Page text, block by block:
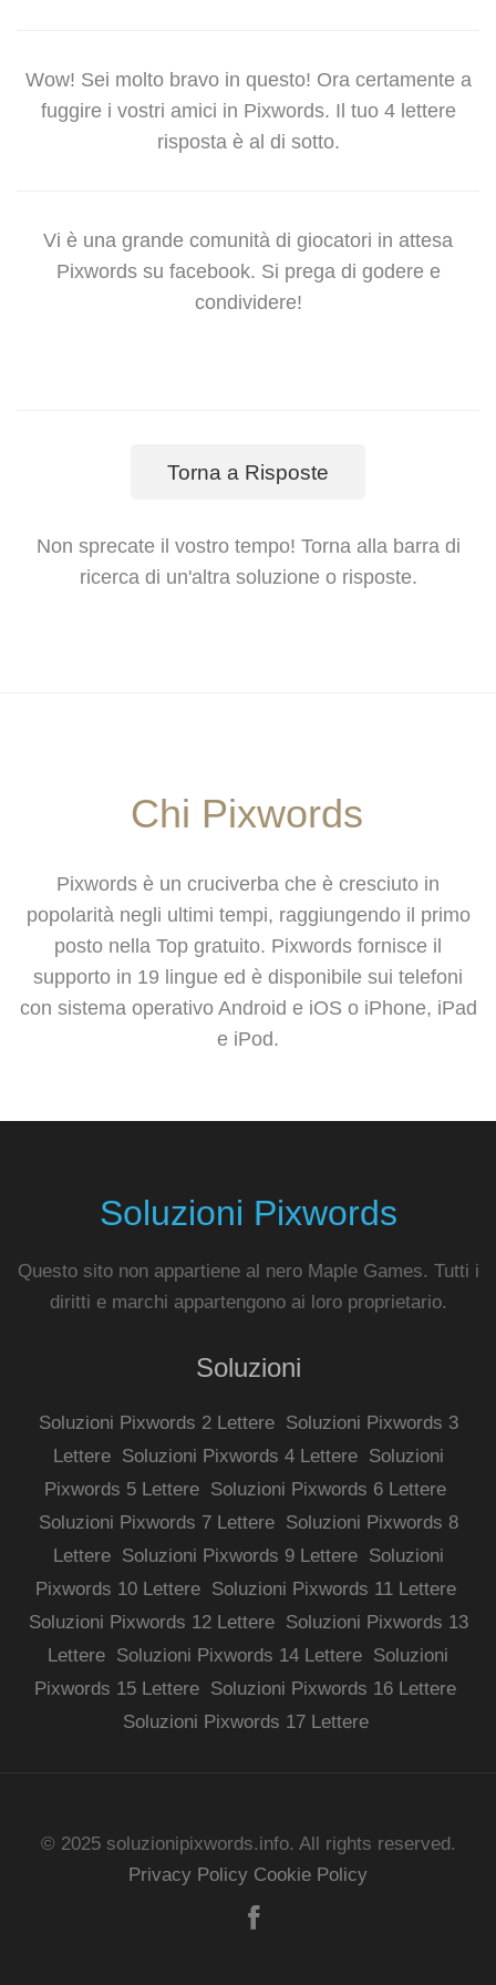
Wow! Sei molto bravo in questo! Ora certamente a
fuggire i vostri amici in Pixwords. Il tuo 4 lettere
risposta è al di sotto.
Vi è una grande comunità di giocatori in attesa
Pixwords su facebook. Si prega di godere e
condividere!
Torna a Risposte
Non sprecate il vostro tempo! Torna alla barra di
ricerca di un'altra soluzione o risposte.
Chi Pixwords
Pixwords è un cruciverba che è cresciuto in
popolarità negli ultimi tempi, raggiungendo il primo
posto nella Top gratuito. Pixwords fornisce il
supporto in 19 lingue ed è disponibile sui telefoni
con sistema operativo Android e iOS o iPhone, iPad
e iPod.
Soluzioni Pixwords
Questo sito non appartiene al nero Maple Games. Tutti i
diritti e marchi appartengono ai loro proprietario.
Soluzioni
Soluzioni Pixwords 2 Lettere
Soluzioni Pixwords 3
Lettere
Soluzioni Pixwords 4 Lettere
Soluzioni
Pixwords 5 Lettere Soluzioni Pixwords 6 Lettere
Soluzioni Pixwords 7 Lettere
Soluzioni Pixwords 8
Lettere
Soluzioni Pixwords 9 Lettere
Soluzioni
Pixwords 10 Lettere
Soluzioni Pixwords 11 Lettere
Soluzioni Pixwords 12 Lettere
Soluzioni Pixwords 13
Lettere Soluzioni Pixwords 14 Lettere Soluzioni
Pixwords 15 Lettere Soluzioni Pixwords 16 Lettere
Soluzioni Pixwords 17 Lettere
© 2025 soluzionipixwords.info. All rights reserved.
Privacy Policy Cookie Policy